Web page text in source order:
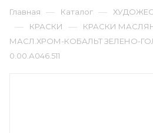
Главная — Каталог —
— КРАСКИ — КРАСКИ
МАСЛ.ХРОМ-КОБАЛЬТ ЗЕЛЕНО-
0.00.А046.511